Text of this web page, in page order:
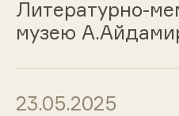
Литературно-
музею
23.05.2025